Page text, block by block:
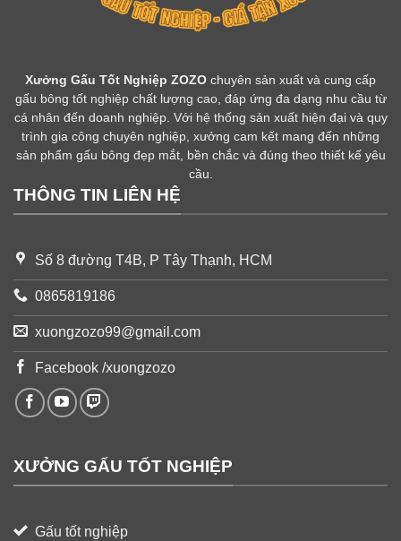
Xưởng Gấu Tốt Nghiệp ZOZO chuyên sản xuất và cung cấp
gấu bông tốt nghiệp chất lượng cao, đáp ứng đa dạng nhu cầu từ
cá nhân đến doanh nghiệp. Với hệ thống sản xuất hiện đại và quy
trình gia công chuyên nghiệp, xưởng cam kết mang đến những
sản phẩm gấu bông đẹp mắt, bền chắc và đúng theo thiết kế yêu
cầu.
THÔNG TIN LIÊN HỆ
Số 8 đường T4B, P Tây Thạnh, HCM
0865819186
xuongzozo99@gmail.com
Facebook /xuongzozo
XƯỞNG GẤU TỐT NGHIỆP
Gấu tốt nghiệp